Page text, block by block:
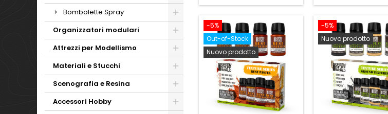
Bombolette Spray
Organizzatori modulari
Attrezzi per Modellismo
Materiali e Stucchi
Scenografia e Resina
Accessori Hobby
-5%
Out-of-Stock
Nuovo prodotto
-5%
Nuovo prodotto